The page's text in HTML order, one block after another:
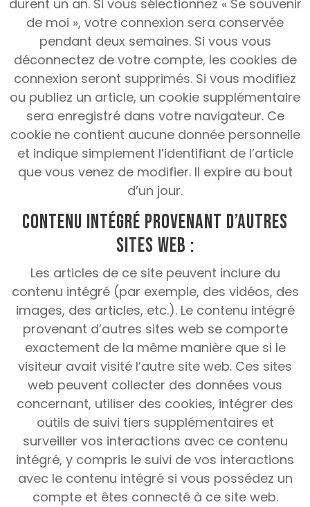
durent un an. Si vous sélectionnez « Se souvenir
de moi », votre connexion sera conservée
pendant deux semaines. Si vous vous
déconnectez de votre compte, les cookies de
connexion seront supprimés. Si vous modifiez
ou publiez un article, un cookie supplémentaire
sera enregistré dans votre navigateur. Ce
cookie ne contient aucune donnée personnelle
et indique simplement l’identifiant de l’article
que vous venez de modifier. Il expire au bout
d’un jour.
Contenu intégré provenant d’autres
sites web :
Les articles de ce site peuvent inclure du
contenu intégré (par exemple, des vidéos, des
images, des articles, etc.). Le contenu intégré
provenant d’autres sites web se comporte
exactement de la même manière que si le
visiteur avait visité l’autre site web. Ces sites
web peuvent collecter des données vous
concernant, utiliser des cookies, intégrer des
outils de suivi tiers supplémentaires et
surveiller vos interactions avec ce contenu
intégré, y compris le suivi de vos interactions
avec le contenu intégré si vous possédez un
compte et êtes connecté à ce site web.